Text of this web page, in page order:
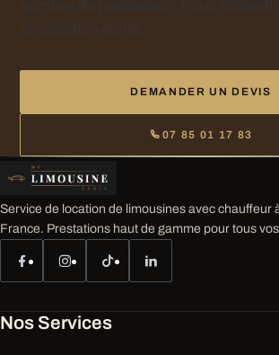
DEMANDER UN DEVIS
07 85 01 17 83
Service de location de limousines avec chauffeur
France. Prestations haut de gamme pour tous
Nos Services